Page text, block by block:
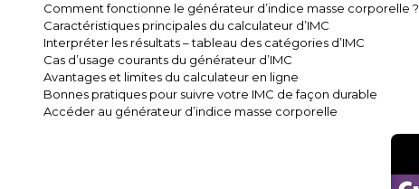
Comment fonctionne le générateur d’indice masse corporelle ?
Caractéristiques principales du calculateur d’IMC
Interpréter les résultats – tableau des catégories d’IMC
Cas d’usage courants du générateur d’IMC
Avantages et limites du calculateur en ligne
Bonnes pratiques pour suivre votre IMC de façon durable
Accéder au générateur d’indice masse corporelle